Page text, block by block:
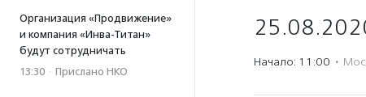
Организация «Продвижение»
и компания «Инва-Титан»
будут сотрудничать
13:30 · Прислано НКО
Начало: 11:00 ·